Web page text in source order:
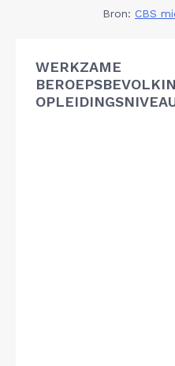
Bron: CBS
WERKZAME